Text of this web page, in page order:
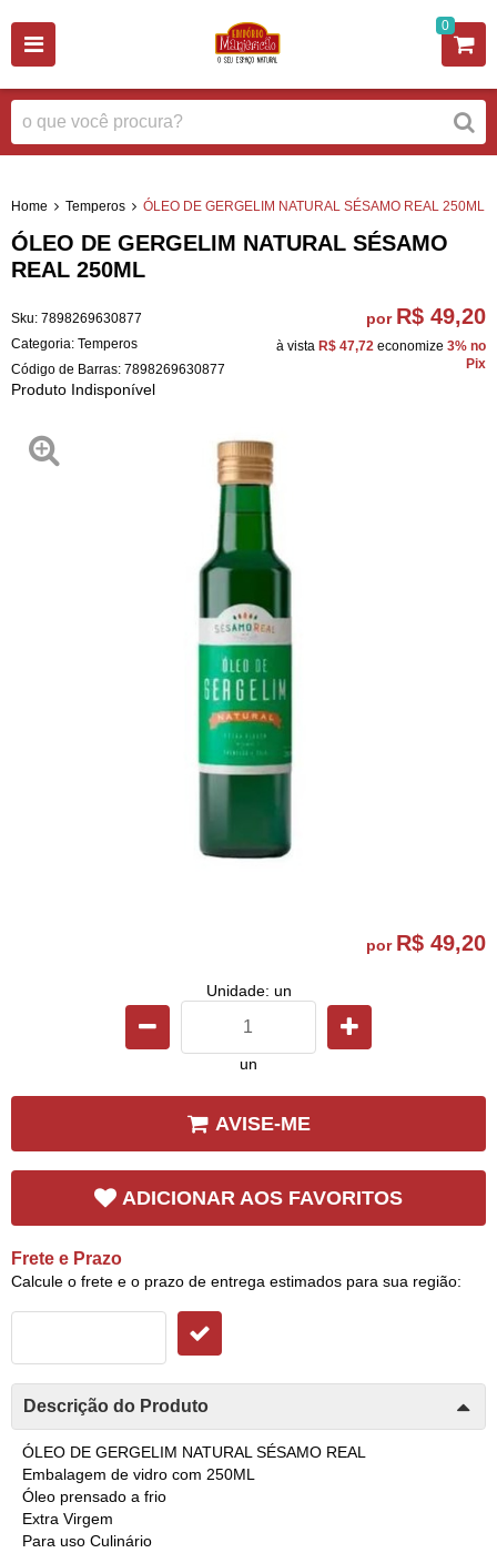
0
Home Temperos ÓLEO DE GERGELIM NATURAL SÉSAMO REAL 250ML
ÓLEO DE GERGELIM NATURAL SÉSAMO
REAL 250ML
Sku: 7898269630877
Categoria: Temperos
Código de Barras: 7898269630877
Produto Indisponível
por R$ 49,20
à vista R$ 47,72 economize 3% no
Pix
por R$ 49,20
Unidade: un
un
AVISE-ME
ADICIONAR AOS FAVORITOS
Frete e Prazo
Calcule o frete e o prazo de entrega estimados para sua região:
Descrição do Produto
ÓLEO DE GERGELIM NATURAL SÉSAMO REAL
Embalagem de vidro com 250ML
Óleo prensado a frio
Extra Virgem
Para uso Culinário